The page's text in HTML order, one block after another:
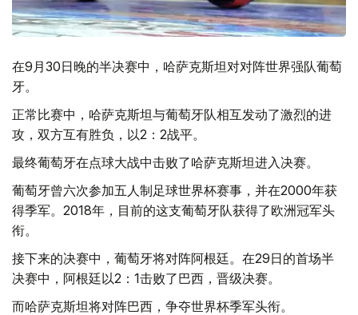
在9月30日晚的半决赛中，哈萨克斯坦对对阵世界强队葡萄
牙。
正常比赛中，哈萨克斯坦与葡萄牙队相互发动了激烈的进
攻，双方互有胜负，以2：2战平。
最终葡萄牙在点球大战中击败了哈萨克斯坦进入决赛。
葡萄牙曾六次参加五人制足球世界杯赛事，并在2000年获
得季军。2018年，目前的这支葡萄牙队获得了欧洲冠军头
衔。
接下来的决赛中，葡萄牙将对阵阿根廷。在29日的首场半
决赛中，阿根廷以2：1击败了巴西，晋级决赛。
而哈萨克斯坦将对阵巴西，争夺世界杯季军头衔。